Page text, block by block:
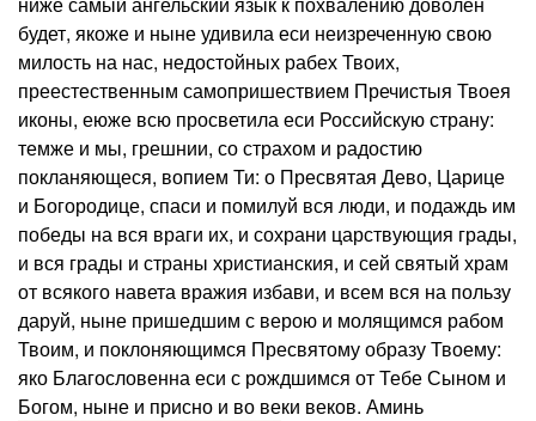
будет, якоже и ныне удивила еси неизреченную свою
милость на нас, недостойных рабех Твоих,
преестественным самопришествием Пречистыя Твоея
иконы, еюже всю просветила еси Российскую страну:
темже и мы, грешнии, со страхом и радостию
покланяющеся, вопием Ти: о Пресвятая Дево, Царице
и Богородице, спаси и помилуй вся люди, и подаждь им
победы на вся враги их, и сохрани царствующия грады,
и вся грады и страны христианския, и сей святый храм
от всякого навета вражия избави, и всем вся на пользу
даруй, ныне пришедшим с верою и молящимся рабом
Твоим, и поклоняющимся Пресвятому образу Твоему:
яко Благословенна еси с рождшимся от Тебе Сыном и
Богом, ныне и присно и во веки веков. Аминь